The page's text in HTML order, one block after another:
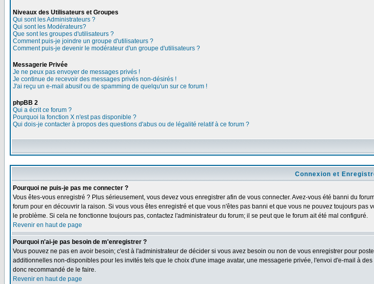
Niveaux des Utilisateurs et Groupes
Qui sont les Administrateurs ?
Qui sont les Modérateurs?
Que sont les groupes d'utilisateurs ?
Comment puis-je joindre un groupe d'utilisateurs ?
Comment puis-je devenir le modérateur d'un groupe d'utilisateurs ?
Messagerie Privée
Je ne peux pas envoyer de messages privés !
Je continue de recevoir des messages privés non-désirés !
J'ai reçu un e-mail abusif ou de spamming de quelqu'un sur ce forum !
phpBB 2
Qui a écrit ce forum ?
Pourquoi la fonction X n'est pas disponible ?
Qui dois-je contacter à propos des questions d'abus ou de légalité relatif à ce forum ?
Connexion et
Pourquoi ne puis-je pas me connecter ?
Vous êtes-vous enregistré ? Plus sérieusement, vous devez vous enregistrer afin de vous connecter. Avez-vous été banni du
forum pour en découvrir la raison. Si vous vous êtes enregistré et que vous n'êtes pas banni et que vous ne pouvez toujours
le problème. Si cela ne fonctionne toujours pas, contactez l'administrateur du forum; il se peut que le forum ait été mal configuré.
Revenir en haut de page
Pourquoi n'ai-je pas besoin de m'enregistrer ?
Vous pouvez ne pas en avoir besoin; c'est à l'administrateur de décider si vous avez besoin ou non de vous enregistrer pour
additionnelles non-disponibles pour les invités tels que le choix d'une image avatar, une messagerie privée, l'envoi d'e-mail à
donc recommandé de le faire.
Revenir en haut de page